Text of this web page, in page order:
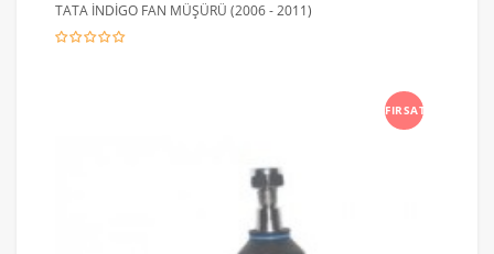
TATA İNDİGO FAN MÜŞÜRÜ (2006 - 2011)
FIRSAT